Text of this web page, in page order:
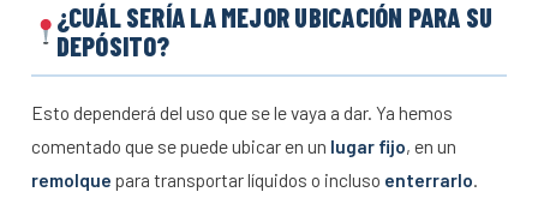
¿CUÁL SERÍA LA MEJOR UBICACIÓN PARA SU
DEPÓSITO?
Esto dependerá del uso que se le vaya a dar. Ya hemos
comentado que se puede ubicar en un lugar fijo, en un
remolque para transportar líquidos o incluso enterrarlo.